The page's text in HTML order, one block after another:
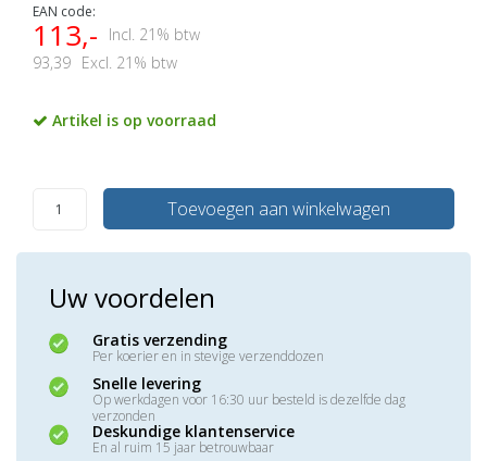
EAN code:
113,-
Incl. 21% btw
93,39 Excl. 21% btw
Artikel is op voorraad
Toevoegen aan winkelwagen
Uw voordelen
Gratis verzending
Per koerier en in stevige verzenddozen
Snelle levering
Op werkdagen voor 16:30 uur besteld is dezelfde dag
verzonden
Deskundige klantenservice
En al ruim 15 jaar betrouwbaar